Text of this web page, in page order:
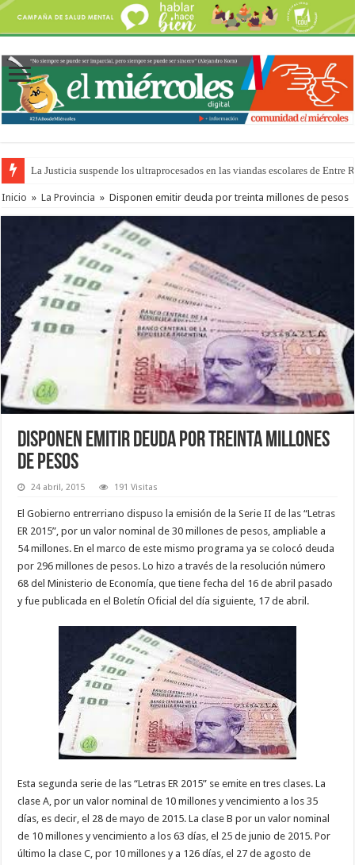
La Justicia suspende los ultraprocesados en las viandas escolares de Entre
Se presentará la obra “La Runfla de los Macanos”
Inicio » La Provincia » Disponen emitir deuda por treinta millones de pesos
Disponen emitir deuda por treinta millones
de pesos
24 abril, 2015 191 Visitas
El Gobierno entrerriano dispuso la emisión de la Serie II de las “Letras
ER 2015”, por un valor nominal de 30 millones de pesos, ampliable a
54 millones. En el marco de este mismo programa ya se colocó deuda
por 296 millones de pesos. Lo hizo a través de la resolución número
68 del Ministerio de Economía, que tiene fecha del 16 de abril pasado
y fue publicada en el Boletín Oficial del día siguiente, 17 de abril.
Esta segunda serie de las “Letras ER 2015” se emite en tres clases. La
clase A, por un valor nominal de 10 millones y vencimiento a los 35
días, es decir, el 28 de mayo de 2015. La clase B por un valor nominal
de 10 millones y vencimiento a los 63 días, el 25 de junio de 2015. Por
último la clase C, por 10 millones y a 126 días, el 27 de agosto de